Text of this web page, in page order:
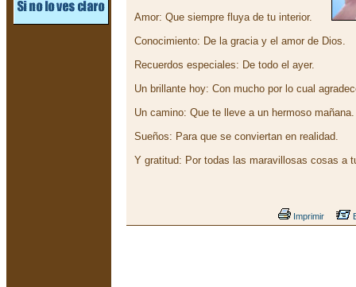
Amor: Que siempre fluya de tu interior.
Conocimiento: De la gracia y el amor de Dios.
Recuerdos especiales: De todo el ayer.
Un brillante hoy: Con mucho por lo cual
Un camino: Que te lleve a un hermoso mañana.
Sueños: Para que se conviertan en realidad.
Y gratitud: Por todas las maravillosas cosas a
Imprimir